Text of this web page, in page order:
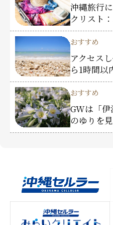
沖縄旅行
クリスト
おすすめ
アクセス
ら1時間以
おすすめ
GWは「
のゆりを